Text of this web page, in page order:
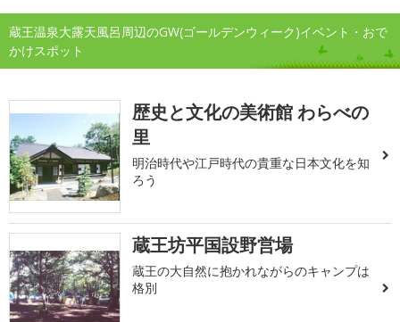
蔵王温泉大露天風呂周辺のGW(ゴールデンウィーク)イベント・おで
かけスポット
歴史と文化の美術館 わらべの
里
明治時代や江戸時代の貴重な日本文化を知
ろう
蔵王坊平国設野営場
蔵王の大自然に抱かれながらのキャンプは
格別